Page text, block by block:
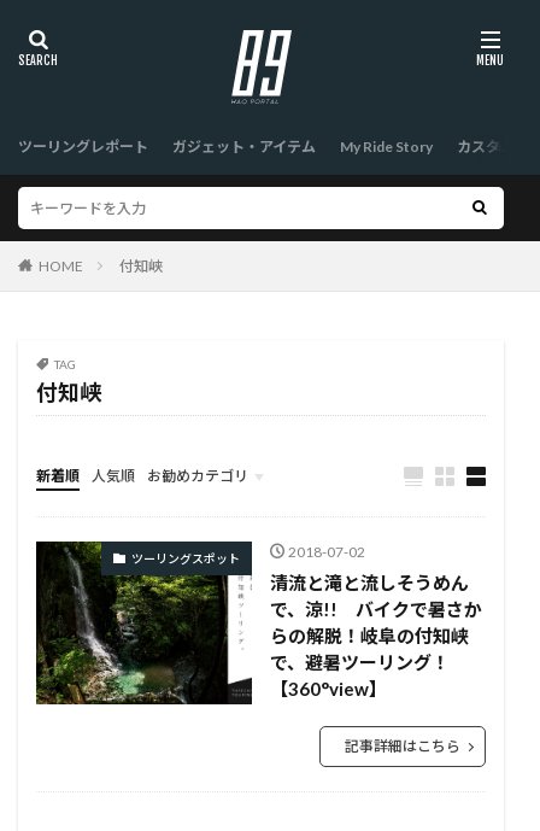
ツーリングレポート ガジェット・アイテム My Ride Story カスタム
HOME 付知峡
TAG
付知峡
新着順 人気順 お勧めカテゴリ
TOP
ツーリングスポット 2018-07-02
清流と滝と流しそうめん
で、涼!! バイクで暑さか
らの解脱！岐阜の付知峡
で、避暑ツーリング！
【360°view】
記事詳細はこちら